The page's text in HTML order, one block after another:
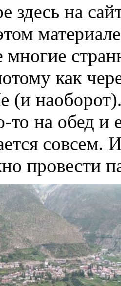
здесь на
многие
как
(и
то на обед и
провести